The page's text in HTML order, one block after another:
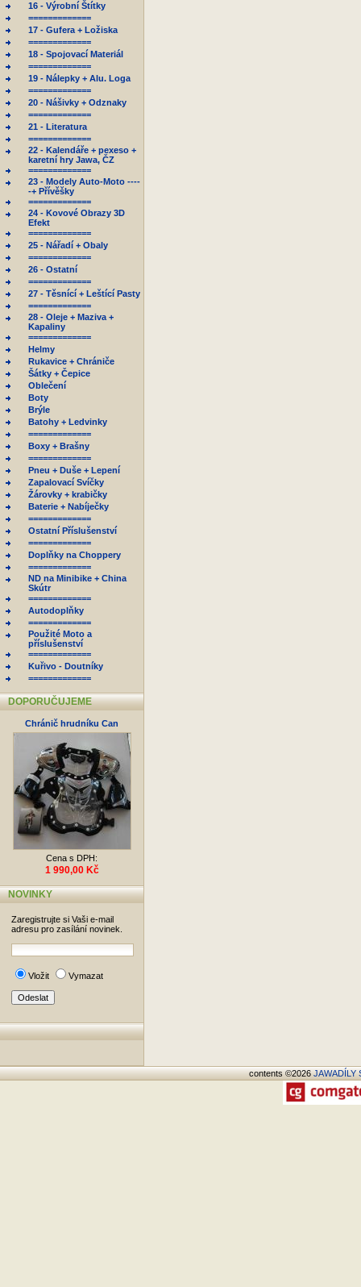
16 - Výrobní Štítky
=============
17 - Gufera + Ložiska
=============
18 - Spojovací Materiál
=============
19 - Nálepky + Alu. Loga
=============
20 - Nášivky + Odznaky
=============
21 - Literatura
=============
22 - Kalendáře + pexeso +
karetní hry Jawa, ČZ
=============
23 - Modely Auto-Moto ----
-+ Přívěšky
=============
24 - Kovové Obrazy 3D
Efekt
=============
25 - Nářadí + Obaly
=============
26 - Ostatní
=============
27 - Těsnící + Leštící Pasty
=============
28 - Oleje + Maziva +
Kapaliny
=============
Helmy
Rukavice + Chrániče
Šátky + Čepice
Oblečení
Boty
Brýle
Batohy + Ledvinky
=============
Boxy + Brašny
=============
Pneu + Duše + Lepení
Zapalovací Svíčky
Žárovky + krabičky
Baterie + Nabíječky
=============
Ostatní Příslušenství
=============
Doplňky na Choppery
=============
ND na Minibike + China
Skútr
=============
Autodoplňky
=============
Použité Moto a
příslušenství
=============
Kuřivo - Doutníky
=============
DOPORUČUJEME
Chránič hrudníku Can
Cena s DPH:
1 990,00 Kč
NOVINKY
Zaregistrujte si Vaši e-mail
adresu pro zasílání novinek.
Vložit Vymazat
contents ©2026JAWADÍLY